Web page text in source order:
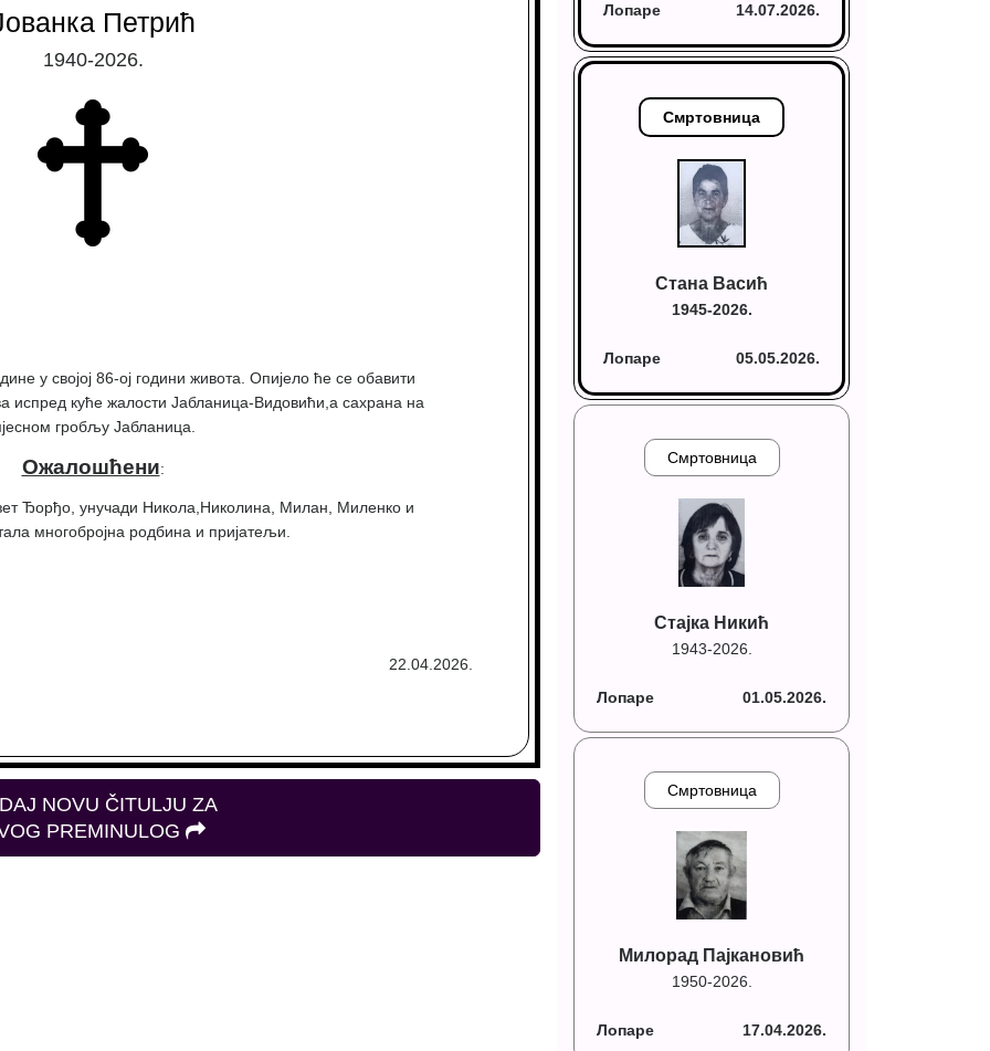
Петрић
1940-2026.
у својој 86-ој години живота. Опијело ће се обавити
испред куће жалости Јабланица-Видовићи,а сахрана на
гробљу Јабланица.
Ожалошћени:
Ђорђо, унучади Никола,Николина, Милан, Миленко и
многобројна родбина и пријатељи.
22.04.2026.
NOVU ČITULJU ZA
PREMINULOG
Лопаре 14.07.2026.
Смртовница
Стана Васић
1945-2026.
Лопаре 05.05.2026.
Смртовница
Стајка Никић
1943-2026.
Лопаре 01.05.2026.
Смртовница
Милорад Пајкановић
1950-2026.
Лопаре 17.04.2026.